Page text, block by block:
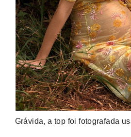
Grávida, a top foi fotografada